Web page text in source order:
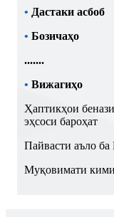
• Дастаки асбоб
• Бозичаҳо
.......
• Вижагиҳо
Ҳаптикҳои
эҳсоси бароҳат
Пайвасти аъло ба
Муқовимати